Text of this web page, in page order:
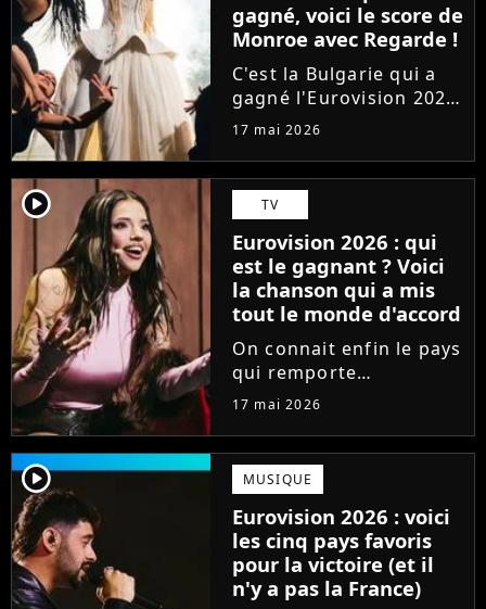
gagné, voici le score de
Monroe avec Regarde !
C'est la Bulgarie qui a
gagné l'Eurovision 2026
à la surprise générale.
la France, qui était
représentée par la
chanteuse Monroe avec
le titre lyrique
"Regarde"...
17 mai 2026
player2 TV
Eurovision 2026 : qui
est le gagnant ? Voici
la chanson qui a mis
tout le monde d'accord
On connait enfin le pays
qui remporte
l'Eurovision 2026 ! Un
Love pour l'Autriche, qui
soulève le trophée et
surclasse toute la
concurrence ?
17 mai 2026
player2 MUSIQUE
Eurovision 2026 : voici
les cinq pays favoris
pour la victoire (et il
n'y a pas la France)